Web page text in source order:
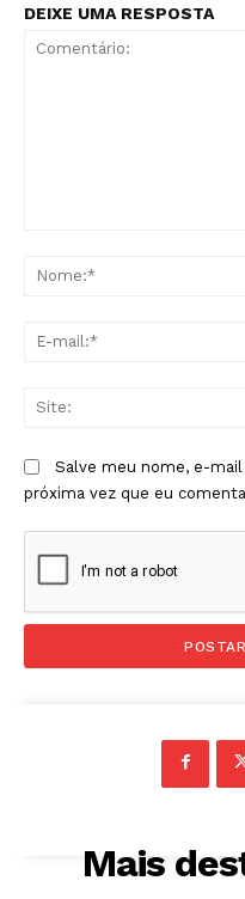
DEIXE UMA RESPOSTA
Salve meu nome, e-
próxima vez que eu
Mais